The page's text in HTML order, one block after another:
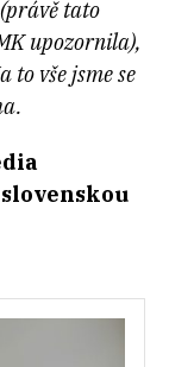
tato
upozornila),
to vše jsme se